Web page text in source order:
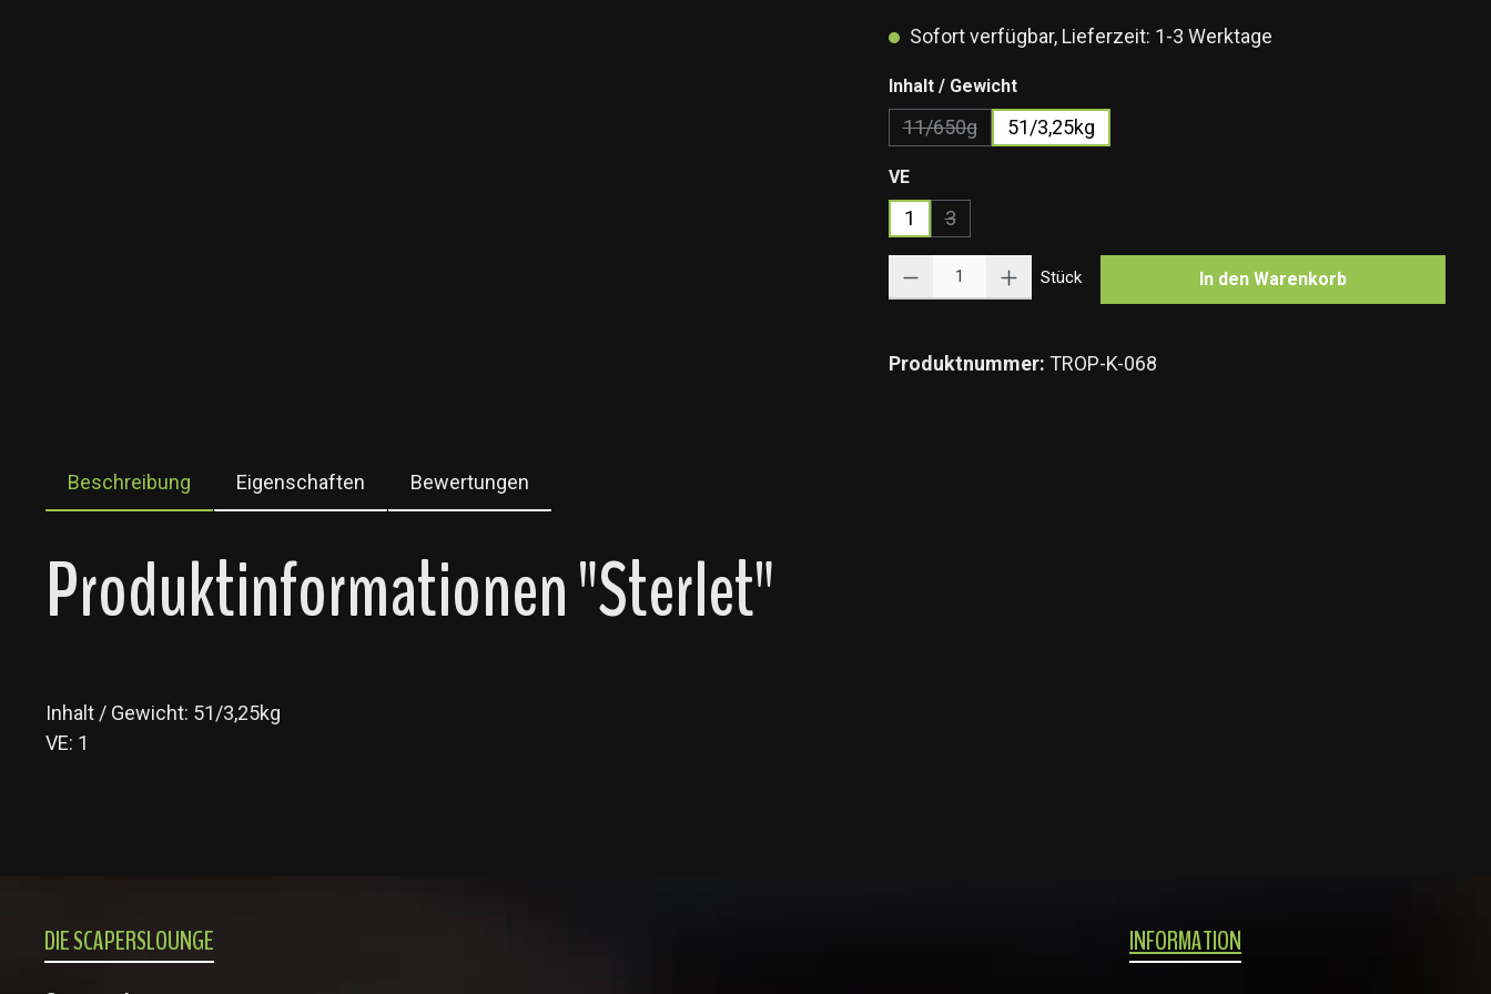
Sofort verfügbar, Lieferzeit: 1-3 Werktage
Inhalt / Gewichtauswählen
11/650g
(Diese Option ist zurzeit nicht verfügbar.)
51/3,25kg
VEauswählen
1 3
(Diese Option ist zurzeit nicht verfügbar.)
Stück In den Warenkorb
Produktnummer: TROP-K-068
Beschreibung Eigenschaften Bewertungen
Produktinformationen "Sterlet"
Inhalt / Gewicht: 51/3,25kg
VE: 1
DIE SCAPERSLOUNGE INFORMATION